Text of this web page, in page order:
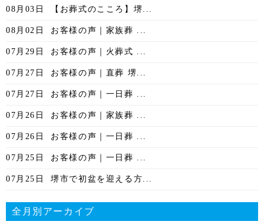
08月03日 【お葬式のこころ】堺...
08月02日 お客様の声｜家族葬 ...
07月29日 お客様の声｜火葬式 ...
07月27日 お客様の声｜直葬 堺...
07月27日 お客様の声｜一日葬 ...
07月26日 お客様の声｜家族葬 ...
07月26日 お客様の声｜一日葬 ...
07月25日 お客様の声｜一日葬 ...
07月25日 堺市で初盆を迎える方...
全月別アーカイブ